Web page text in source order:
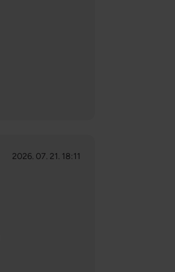
2026. 07. 21. 18:11